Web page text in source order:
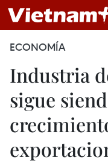
ECONOMÍA
Industria
sigue